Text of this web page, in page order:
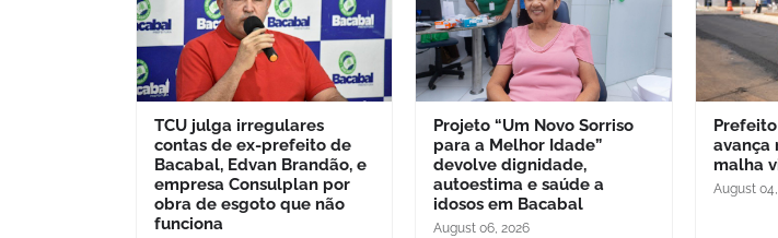
TCU julga irregulares
contas de ex-prefeito de
Bacabal, Edvan Brandão, e
empresa Consulplan por
obra de esgoto que não
funciona
Projeto “Um Novo Sorriso
para a Melhor Idade”
devolve dignidade,
autoestima e saúde a
idosos em Bacabal
August 06, 2026
avança
malha
August